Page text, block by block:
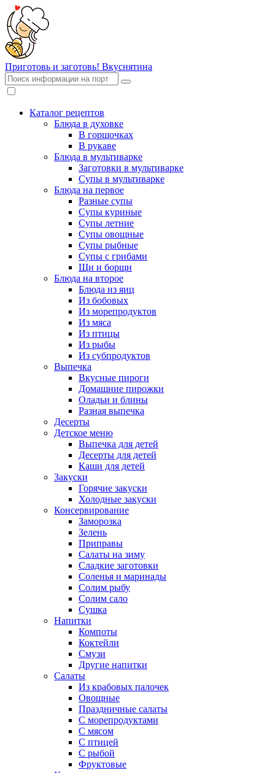
Приготовь и заготовь! Вкуснятина
Каталог рецептов
Блюда в духовке
В горшочках
В рукаве
Блюда в мультиварке
Заготовки в мультиварке
Супы в мультиварке
Блюда на первое
Разные супы
Супы куриные
Супы летние
Супы овощные
Супы рыбные
Супы с грибами
Щи и борщи
Блюда на второе
Блюда из яиц
Из бобовых
Из морепродуктов
Из мяса
Из птицы
Из рыбы
Из субпродуктов
Выпечка
Вкусные пироги
Домашние пирожки
Оладьи и блины
Разная выпечка
Десерты
Детское меню
Выпечка для детей
Десерты для детей
Каши для детей
Закуски
Горячие закуски
Холодные закуски
Консервирование
Заморозка
Зелень
Приправы
Салаты на зиму
Сладкие заготовки
Соленья и маринады
Солим рыбу
Солим сало
Сушка
Напитки
Компоты
Коктейли
Смузи
Другие напитки
Салаты
Из крабовых палочек
Овощные
Праздничные салаты
С морепродуктами
С мясом
С птицей
С рыбой
Фруктовые